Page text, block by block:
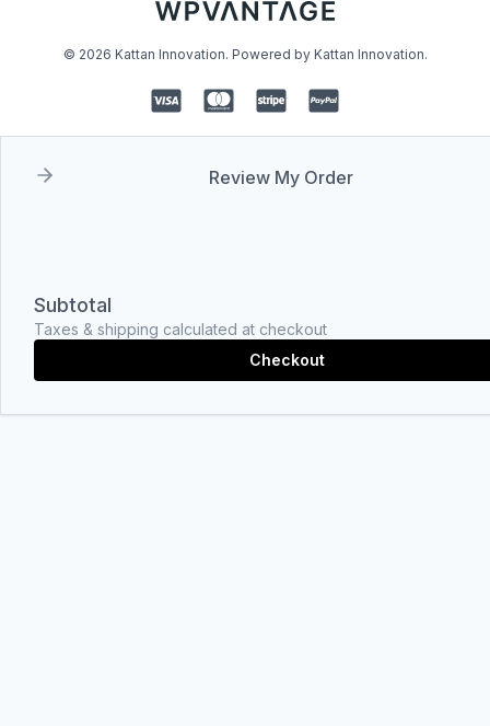
© 2026 Kattan Innovation. Powered by Kattan Innovation.
Review My Order
Subtotal
Taxes & shipping calculated at checkout
Checkout